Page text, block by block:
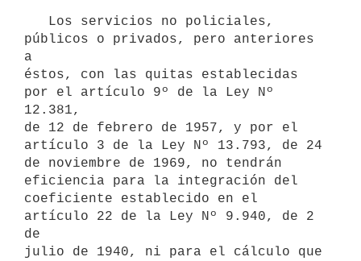
públicos o privados, pero anteriores
a
éstos, con las quitas establecidas
por el artículo 9º de la Ley Nº
12.381,
de 12 de febrero de 1957, y por el
artículo 3 de la Ley Nº 13.793, de 24
de noviembre de 1969, no tendrán
eficiencia para la integración del
coeficiente establecido en el
artículo 22 de la Ley Nº 9.940, de 2
de
julio de 1940, ni para el cálculo que